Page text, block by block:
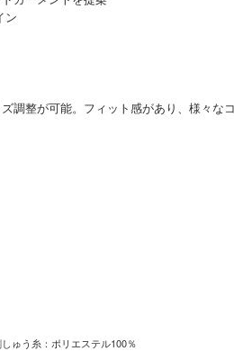
ン
調整が可能。フィット感があり、様々な
ゅう糸：ポリエステル100％